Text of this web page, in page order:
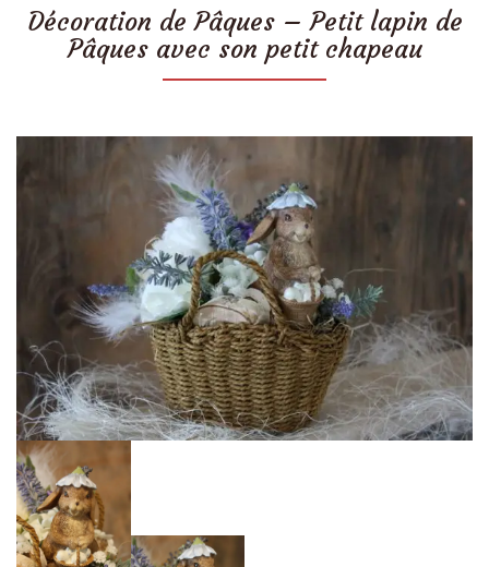
Décoration de Pâques – Petit lapin de
Pâques avec son petit chapeau